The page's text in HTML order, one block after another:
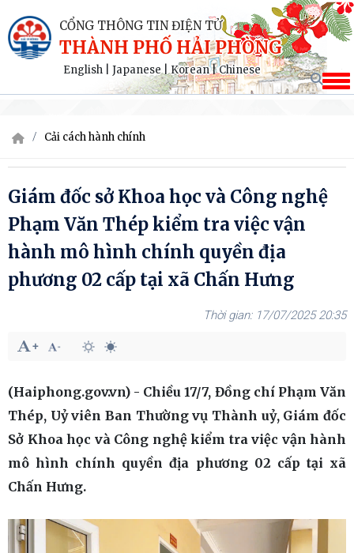
CỔNG THÔNG TIN ĐIỆN TỬ
THÀNH PHỐ HẢI PHÒNG
English Japanese|Korean|Chinese
Cải cách hành chính
Giám đốc sở Khoa học và Công nghệ
Phạm Văn Thép kiểm tra việc vận
hành mô hình chính quyền địa
phương 02 cấp tại xã Chấn Hưng
17/07/2025 20:35
(Haiphong.gov.vn) - Chiều 17/7, Đồng chí Phạm Văn
Thép, Uỷ viên Ban Thường vụ Thành uỷ, Giám đốc
Sở Khoa học và Công nghệ kiểm tra việc vận hành
mô hình chính quyền địa phương 02 cấp tại xã
Chấn Hưng.